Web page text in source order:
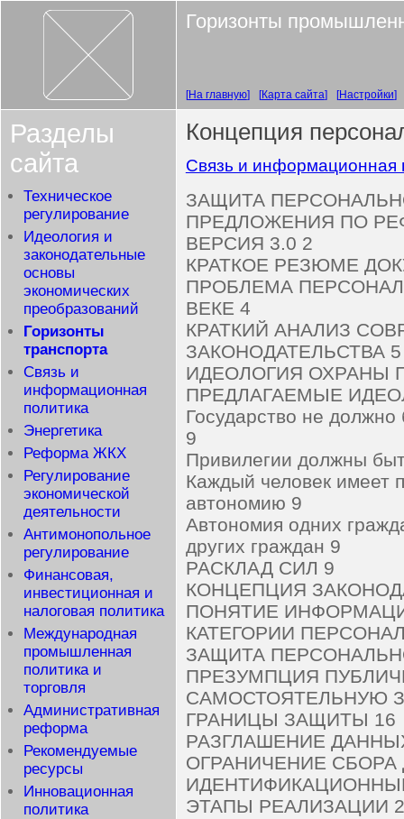
Горизонты
На главную Карта сайта Настройки
Разделы
сайта
Техническое
регулирование
Идеология и
законодательные
основы
экономических
преобразований
Горизонты
транспорта
Связь и
информационная
политика
Энергетика
Реформа ЖКХ
Регулирование
экономической
деятельности
Антимонопольное
регулирование
Финансовая,
инвестиционная и
налоговая политика
Международная
промышленная
политика и
торговля
Административная
реформа
Рекомендуемые
ресурсы
Инновационная
политика
Концепция
Связь и информационная
ЗАЩИТА
ПРЕДЛОЖЕНИЯ ПО
ВЕРСИЯ 3.0 2
КРАТКОЕ РЕЗЮМЕ
ПРОБЛЕМА
ВЕКЕ 4
КРАТКИЙ АНАЛИЗ
ЗАКОНОДАТЕЛЬСТВА 5
ИДЕОЛОГИЯ ОХРАНЫ
ПРЕДЛАГАЕМЫЕ
Государство не
9
Привилегии должны
Каждый человек имеет
автономию 9
Автономия одних
других граждан 9
РАСКЛАД СИЛ 9
КОНЦЕПЦИЯ
ПОНЯТИЕ
КАТЕГОРИИ
ЗАЩИТА
ПРЕЗУМПЦИЯ
САМОСТОЯТЕЛЬНУЮ
ГРАНИЦЫ ЗАЩИТЫ 16
РАЗГЛАШЕНИЕ
ОГРАНИЧЕНИЕ
ЭТАПЫ РЕАЛИЗАЦИИ